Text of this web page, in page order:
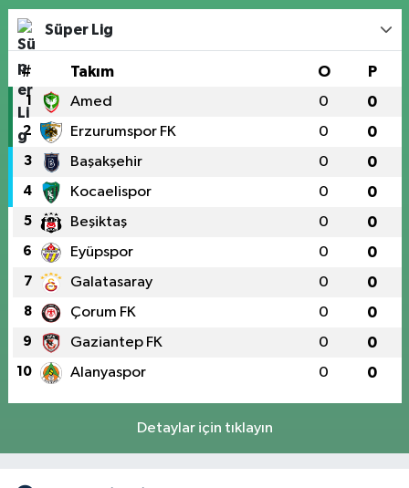
Süper Lig
# Takım O P
1 Amed 0 0
2 Erzurumspor FK 0 0
3 Başakşehir 0 0
4 Kocaelispor 0 0
5 Beşiktaş 0 0
6 Eyüpspor 0 0
7 Galatasaray 0 0
8 Çorum FK 0 0
9 Gaziantep FK 0 0
10 Alanyaspor 0 0
Detaylar için tıklayın